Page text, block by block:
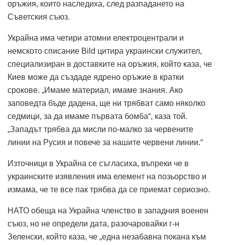
оръжия, които наследиха, след разпадането на
Съветския съюз.
Украйна има четири атомни електроцентрали и
немското списание Bild цитира украински служител,
специализиран в доставките на оръжия, който каза, че
Киев може да създаде ядрено оръжие в кратки
срокове. „Имаме материал, имаме знания. Ако
заповедта бъде дадена, ще ни трябват само няколко
седмици, за да имаме първата бомба“, каза той.
„Западът трябва да мисли по-малко за червените
линии на Русия и повече за нашите червени линии.“
Източници в Украйна се съгласиха, въпреки че в
украинските изявления има елемент на позьорство и
измама, че те все пак трябва да се приемат сериозно.
НАТО обеща на Украйна членство в западния военен
съюз, но не определи дата, разочаровайки г-н
Зеленски, който каза, че „една незабавна покана към